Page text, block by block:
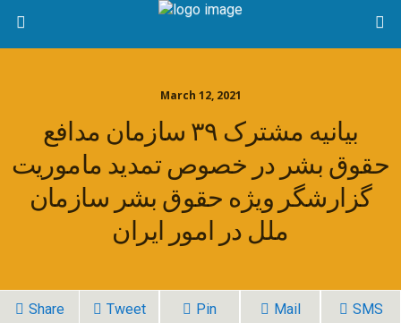
March 12, 2021
بیانیه مشترک ۳۹ سازمان مدافع
حقوق بشر در خصوص تمدید ماموریت
گزارشگر ویژه حقوق بشر سازمان
ملل در امور ایران
Share Tweet Pin Mail SMS